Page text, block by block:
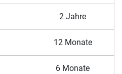
2 Jahre
12 Monate
6 Monate